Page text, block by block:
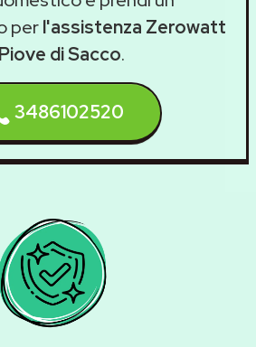
perl'assistenza Zerowatt
di Sacco.
3486102520